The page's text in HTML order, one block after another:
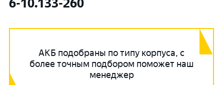
6-10.133-260
АКБ подобраны по типу корпуса, с
более точным подбором поможет наш
менеджер